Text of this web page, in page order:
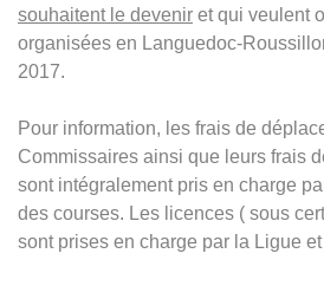
souhaitent le devenir et qui veulent
organisées en Languedoc-
2017.
Pour information, les frais de
Commissaires ainsi que leurs frais
sont intégralement pris en charge
des courses. Les licences ( sous
sont prises en charge par la Ligue